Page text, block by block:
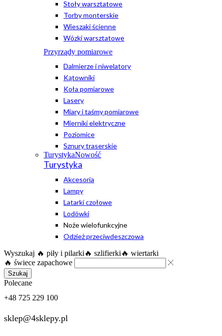
Stoły warsztatowe
Torby monterskie
Wieszaki ścienne
Wózki warsztatowe
Przyrządy pomiarowe
Dalmierze i niwelatory
Kątowniki
Koła pomiarowe
Lasery
Miary i taśmy pomiarowe
Mierniki elektryczne
Poziomice
Sznury traserskie
TurystykaNowość
Turystyka
Akcesoria
Lampy
Latarki czołowe
Lodówki
Noże wielofunkcyjne
Odzież przeciwdeszczowa
Wyszukaj 🔥 piły i pilarki 🔥 szlifierki 🔥 wiertarki
🔥 świece zapachowe
Szukaj
Polecane
+48 725 229 100
sklep@4sklepy.pl